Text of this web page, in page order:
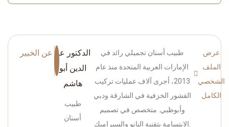
عن الخبير الدكتور عز
الدين أبو
هاشم
طبيب
أسنان
طبيب أسنان تجميلي رائد في
الإمارات العربية المتحدة منذ عام
2013، أجرى آلاف عمليات تركيب
القشور الخزفية في الشارقة ودبي
وأبوظبي. متخصص في تصميم
عرض
الملف
الشخصي
الكامل